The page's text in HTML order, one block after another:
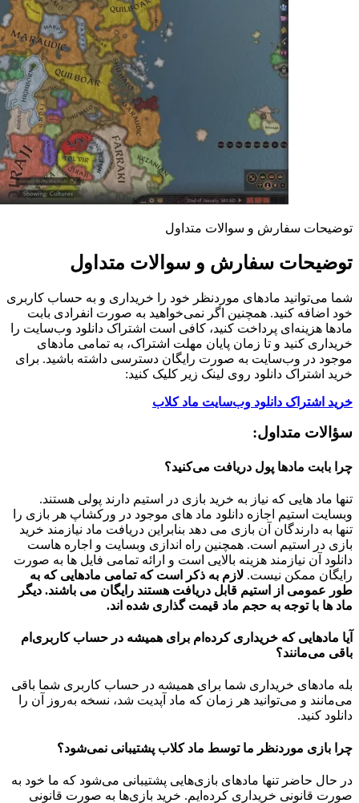
توضیحات سفارش و سوالات متداول
توضیحات سفارش و سوالات متداول
شما می‌توانید مادهای موردنظر خود را خریداری و به حساب کاربری
خود اضافه کنید. همچنین اگر نمی‌خواهید به صورت انفرادی بابت
مادها هزینه‌ای پرداخت کنید، کافی است اشتراک دانلود وب‌سایت را
خریداری کنید و تا زمان پایان مهلت اشتراک، به تمامی مادهای
موجود در وب‌سایت به صورت رایگان دسترسی داشته باشید. برای
خرید اشتراک دانلود روی لینک زیر کلیک کنید:
خرید اشتراک دانلود وب‌سایت ماد کلاب
سؤالات متداول:
چرا بابت مادها پول دریافت می‌کنید؟
تنها ماد هایی که نیاز به خرید بازی در استیم دارند پولی هستند.
وبسایت استیم اجازه دانلود ماد های موجود در ورکشاپ هر بازی را
تنها به دارندگان آن بازی می دهد بنابراین دریافت ماد نیازمند خرید
بازی در استیم است. همچنین راه اندازی وبسایت و اجاره هاست
دانلود آن نیازمند هزینه بالایی است و ارائه تمامی فایل ها به صورت
رایگان ممکن نیست. لازم به ذکر است که تمامی مادهایی که به
طور عمومی از استیم قابل دریافت هستند رایگان می باشند. دیگر
ماد ها با توجه به حجم ماد قیمت گذاری شده اند.
آیا مادهایی که خریداری کرده‌ام برای همیشه در حساب‌ کاربری‌ام
باقی می‌مانند؟
بله مادهای خریداری شما برای همیشه در حساب کاربری شما باقی
می‌مانند و می‌توانید هر زمان که ماد آپدیت شد، نسخه به‌روز آن را
دانلود کنید.
چرا بازی موردنظر ما توسط ماد کلاب پشتیبانی نمی‌شود؟
در حال حاضر تنها مادهای بازی‌هایی پشتیبانی می‌شود که ما خود به
صورت قانونی خریداری کرده‌ایم. خرید بازی‌ها به صورت قانونی